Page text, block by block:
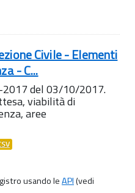
Civile - Elementi
- C...
del 03/10/2017.
viabilità di
aree
usando leAPI(vedi